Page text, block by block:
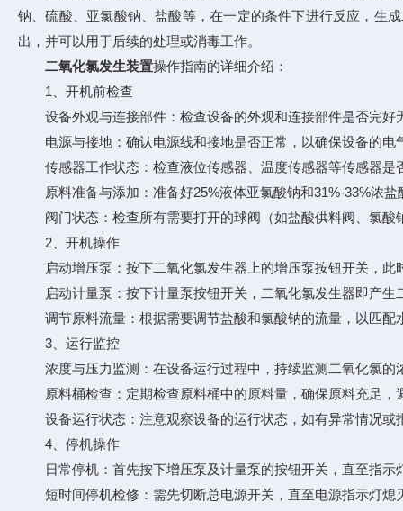
钠、硫酸、亚氯酸钠、盐酸等，在一定的条件下进行反应，生
出，并可以用于后续的处理或消毒工作。
二氧化氯发生装置操作指南的详细介绍：
1、开机前检查
设备外观与连接部件：检查设备的外观和连接部件是否完好
电源与接地：确认电源线和接地是否正常，以确保设备的电
传感器工作状态：检查液位传感器、温度传感器等传感器是
原料准备与添加：准备好25%液体亚氯酸钠和31%-33%浓盐
阀门状态：检查所有需要打开的球阀（如盐酸供料阀、氯酸
2、开机操作
启动增压泵：按下二氧化氯发生器上的增压泵按钮开关，此
启动计量泵：按下计量泵按钮开关，二氧化氯发生器即产生
调节原料流量：根据需要调节盐酸和氯酸钠的流量，以匹配
3、运行监控
浓度与压力监测：在设备运行过程中，持续监测二氧化氯的
原料桶检查：定期检查原料桶中的原料量，确保原料充足，
设备运行状态：注意观察设备的运行状态，如有异常情况或
4、停机操作
日常停机：首先按下增压泵及计量泵的按钮开关，直至指示
短时间停机检修：需先切断总电源开关，直至电源指示灯熄